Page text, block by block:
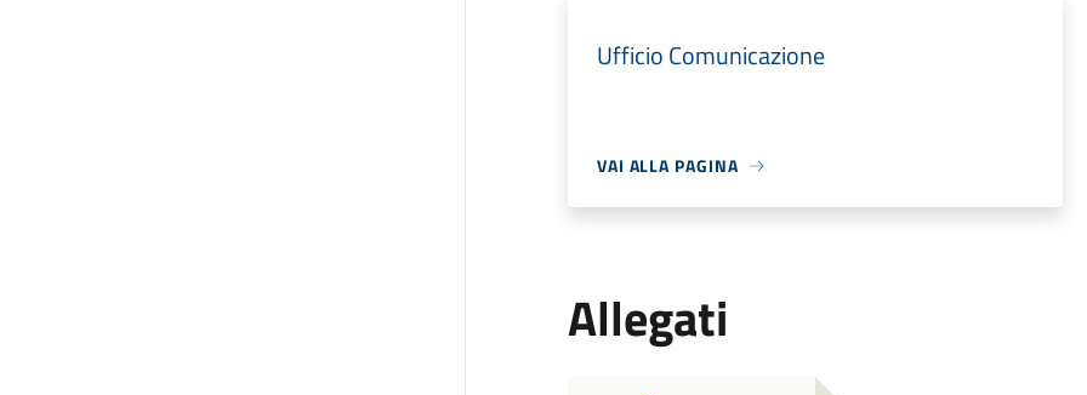
Ufficio Comunicazione
VAI ALLA PAGINA
Allegati